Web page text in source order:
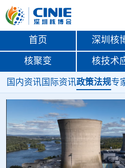
首页 深圳核
核聚变 核技术
国内资讯 国际资讯政策法规专